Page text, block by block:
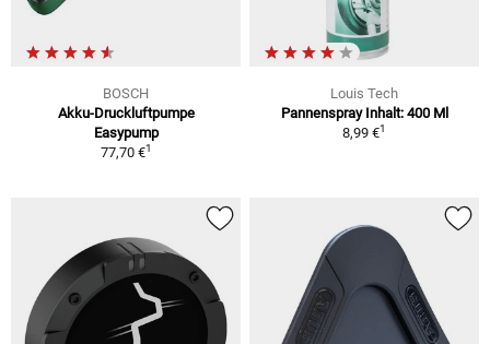
BOSCH
Akku-Druckluftpumpe
Easypump
77,70 €1
Louis Tech
Pannenspray Inhalt: 400 Ml
8,99 €1